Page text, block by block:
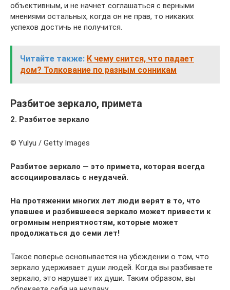
объективным, и не начнет соглашаться с верными
мнениями остальных, когда он не прав, то никаких
успехов достичь не получится.
Читайте также: К чему снится, что падает
дом? Толкование по разным сонникам
Разбитое зеркало, примета
2. Разбитое зеркало
© Yulyu / Getty Images
Разбитое зеркало — это примета, которая всегда
ассоциировалась с неудачей.
На протяжении многих лет люди верят в то, что
упавшее и разбившееся зеркало может привести к
огромным неприятностям, которые может
продолжаться до семи лет!
Такое поверье основывается на убеждении о том, что
зеркало удерживает души людей. Когда вы разбиваете
зеркало, это нарушает их души. Таким образом, вы